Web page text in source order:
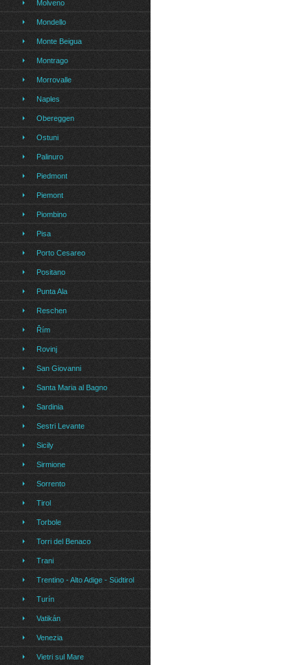
Molveno
Mondello
Monte Beigua
Montrago
Morrovalle
Naples
Obereggen
Ostuni
Palinuro
Piedmont
Piemont
Piombino
Pisa
Porto Cesareo
Positano
Punta Ala
Reschen
Řím
Rovinj
San Giovanni
Santa Maria al Bagno
Sardinia
Sestri Levante
Sicily
Sirmione
Sorrento
Tirol
Torbole
Torri del Benaco
Trani
Trentino - Alto Adige - Südtirol
Turín
Vatikán
Venezia
Vietri sul Mare